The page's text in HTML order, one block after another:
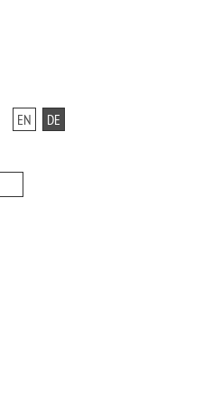
EN DE